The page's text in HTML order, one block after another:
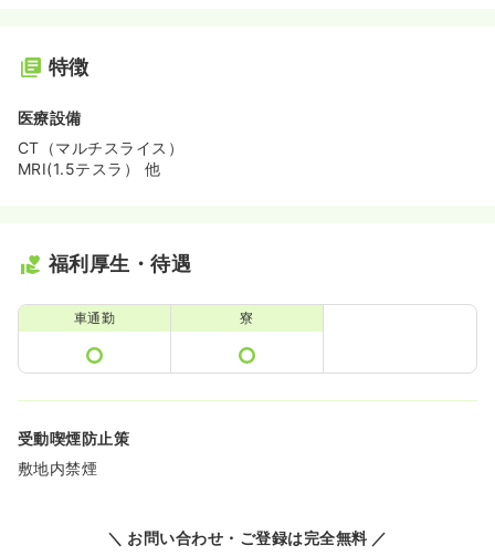
特徴
医療設備
CT（マルチスライス）
MRI(1.5テスラ） 他
福利厚生・待遇
車通勤 寮
受動喫煙防止策
敷地内禁煙
＼ お問い合わせ・ご登録は完全無料 ／